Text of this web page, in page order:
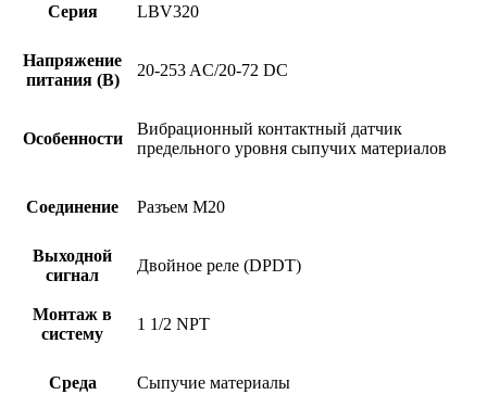
Серия LBV320
Напряжение
питания (В)
20-253 AC/20-72 DC
Особенности
Вибрационный контактный датчик
предельного уровня сыпучих материалов
Соединение Разъем M20
Выходной
сигнал
Двойное реле (DPDT)
Монтаж в
систему
1 1/2 NPT
Среда Сыпучие материалы